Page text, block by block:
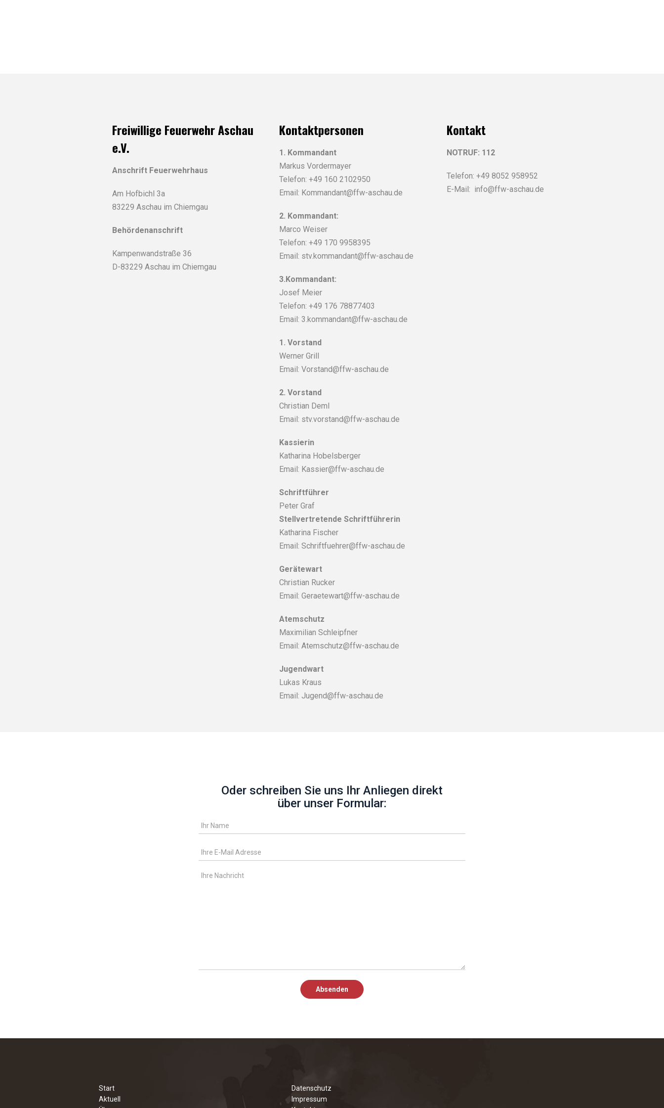
Freiwillige Feuerwehr Aschau
e.V.
Anschrift Feuerwehrhaus
Am Hofbichl 3a
83229 Aschau im Chiemgau
Behördenanschrift
Kampenwandstraße 36
D-83229 Aschau im Chiemgau
Kontaktpersonen
1. Kommandant
Markus Vordermayer
Telefon: +49 160 2102950
Email: Kommandant@ffw-aschau.de
2. Kommandant:
Marco Weiser
Telefon: +49 170 9958395
Email: stv.kommandant@ffw-aschau.de
3.Kommandant:
Josef Meier
Telefon: +49 176 78877403
Email: 3.kommandant@ffw-aschau.de
1. Vorstand
Werner Grill
Email: Vorstand@ffw-aschau.de
2. Vorstand
Christian Deml
Email: stv.vorstand@ffw-aschau.de
Kassierin
Katharina Hobelsberger
Email: Kassier@ffw-aschau.de
Schriftführer
Peter Graf
Stellvertretende Schriftführerin
Katharina Fischer
Email: Schriftfuehrer@ffw-aschau.de
Gerätewart
Christian Rucker
Email: Geraetewart@ffw-aschau.de
Atemschutz
Maximilian Schleipfner
Email: Atemschutz@ffw-aschau.de
Jugendwart
Lukas Kraus
Email: Jugend@ffw-aschau.de
Kontakt
NOTRUF: 112
Telefon: +49 8052 958952
E-Mail: info@ffw-aschau.de
Oder schreiben Sie uns Ihr Anliegen direkt
über unser Formular:
Start
Aktuell
Datenschutz
Impressum